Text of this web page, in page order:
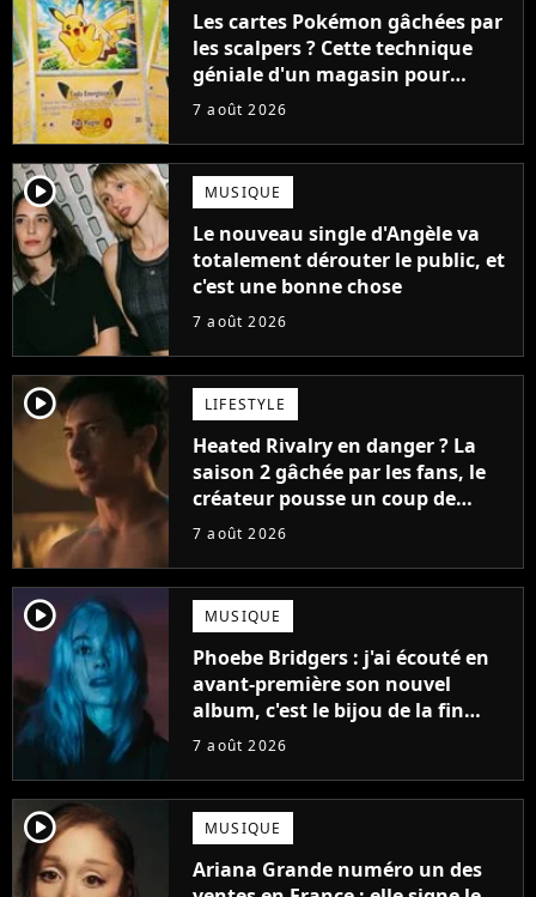
Les cartes Pokémon gâchées par
les scalpers ? Cette technique
géniale d'un magasin pour
ruiner les revendeurs
7 août 2026
player2 MUSIQUE
Le nouveau single d'Angèle va
totalement dérouter le public, et
c'est une bonne chose
7 août 2026
player2 LIFESTYLE
Heated Rivalry en danger ? La
saison 2 gâchée par les fans, le
créateur pousse un coup de
gueule
7 août 2026
player2 MUSIQUE
Phoebe Bridgers : j'ai écouté en
avant-première son nouvel
album, c'est le bijou de la fin
d'été
7 août 2026
player2 MUSIQUE
Ariana Grande numéro un des